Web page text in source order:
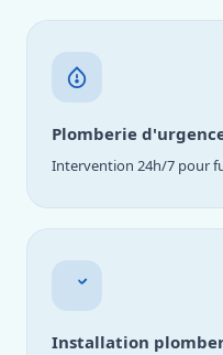
Plomberie
Intervention 24h/7 pour
Installation